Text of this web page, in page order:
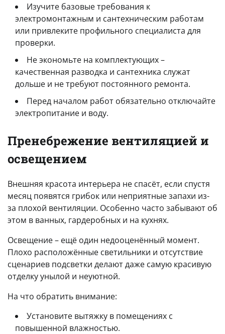
Изучите базовые требования к
электромонтажным и сантехническим работам
или привлеките профильного специалиста для
проверки.
Не экономьте на комплектующих –
качественная разводка и сантехника служат
дольше и не требуют постоянного ремонта.
Перед началом работ обязательно отключайте
электропитание и воду.
Пренебрежение вентиляцией и
освещением
Внешняя красота интерьера не спасёт, если спустя
месяц появятся грибок или неприятные запахи из-
за плохой вентиляции. Особенно часто забывают об
этом в ванных, гардеробных и на кухнях.
Освещение – ещё один недооценённый момент.
Плохо расположённые светильники и отсутствие
сценариев подсветки делают даже самую красивую
отделку унылой и неуютной.
На что обратить внимание:
Установите вытяжку в помещениях с
повышенной влажностью.